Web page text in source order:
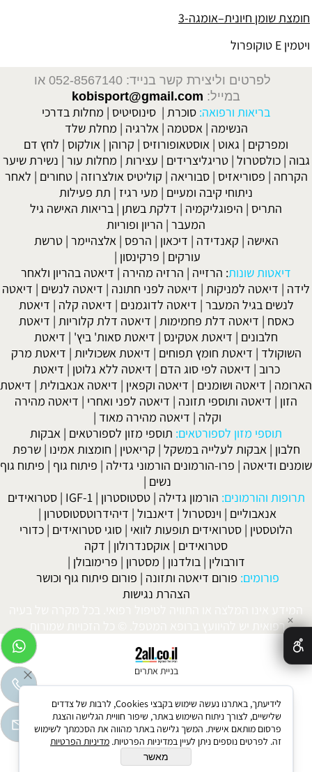
חומצת שומן חיונית–אומגה-3
ויטמין E טוקופרול
לפרטים וליצירת קשר בנייד: 052-8567140
או
במייל: kobisport@gmail.com
בריאות ורפואה: סוכרת | סינוסיטיס | מחלות בדרכי
הנשימה | אסטמה | אלרגיה | מחלת שלד
ומפרקים | גאוט | אוסטאופורוזיס | קרוהן | אולקוס | לחץ דם
גבוה |כולסטרול |טריגליצרידים | עצירות | מחלות עור | נשירת שיער
הקרחה | פסוריאזיס |סבוריאה | קוליטיס אולצרוזה |טחורים | לאחר
ניתוחי קיבה ומעיים | מעי רגיז | תת פעילות
התריס | היפוגליקמיה | דלקת בשתן | בריאות האישה גיל
המעבר | הריון ופוריות
האישה | קאנדידה | דיכאון | הרפס | אלצהיימר |טרשת
עורקים | פרקינסון |
דיאטות שונות: הרזייה | הרזיה מהירה | דיאטה בהריון ולאחר
לידה | דיאטה למניקות | דיאטה לפני חתונה | דיאטה לנשים | דיאטה
לנשים בגיל המעבר | דיאטה לדוגמנים | דיאטה קלה | דיאטת
כאסח | דיאטה דלת פחמימות | דיאטה דלת קלוריות | דיאטת
חלבונים | דיאטת אטקינס | דיאטת סאות' ביץ' | דיאטת
השוקולד | דיאטת חומץ תפוחים | דיאטת אשכוליות | דיאטת מרק
כרוב | דיאטה לפי סוג הדם | דיאטה ללא גלוטן | דיאטת
הארומה | דיאטה ושומנים | דיאטה וקפאין | דיאטה אנאבולית | דיאטת
הזון | דיאטה ותוספי תזונה | דיאטה לפני ואחרי | דיאטה מהירה
וקלה | דיאטה מהירה מאוד |
תוספי מזון לספורטאים: תוספי מזון לספורטאים | אבקות
חלבון | אבקות לעלייה במשקל | קריאטין | חומצות אמינו |שרפת
שומנים ודיאטה | פרו-הורמונים הורמוני גדילה | פיתוח גוף | פיתוח גוף
נשים |
תרופות והורמונים: הורמון גדילה |טסטוסטרון |
IGF-1
|סטרואידים
אנאבוליים | וינסטרול | דיאנבול | דיהידרוטסטוסטרון |
הלוטסטין | סטרואידים תופעות לוואי | סוגי סטרואידים | כדורי
סטרואידים | אוקסנדרולון | דקה
דורבולין | בולדנון | מסטרון | פרימובולן |
פורומים: פורום דיאטה ותזונה | פורום פיתוח גוף וכושר
הצהרת נגישות
המידע אינו המלצה או התוויה לטיפול רפואי. בכל מקרה של בעיה
רפואית יש להיוועץ ברופא המטפל. © כל הזכויות שמורות.
בניית אתרים
✕
לידיעתך, באתרנו נעשה שימוש בקבצי Cookies, לרבות של צדדים
שלישיים, לצורך ניתוח השימוש באתר, שיפור חוויית הגלישה והצגת
פרסום מותאם אישית. המשך גלישה באתר מהווה את הסכמתך לשימוש
זה. לפרטים נוספים ניתן לעיין במדיניות הפרטיות. מדיניות הפרטיות
מאשר